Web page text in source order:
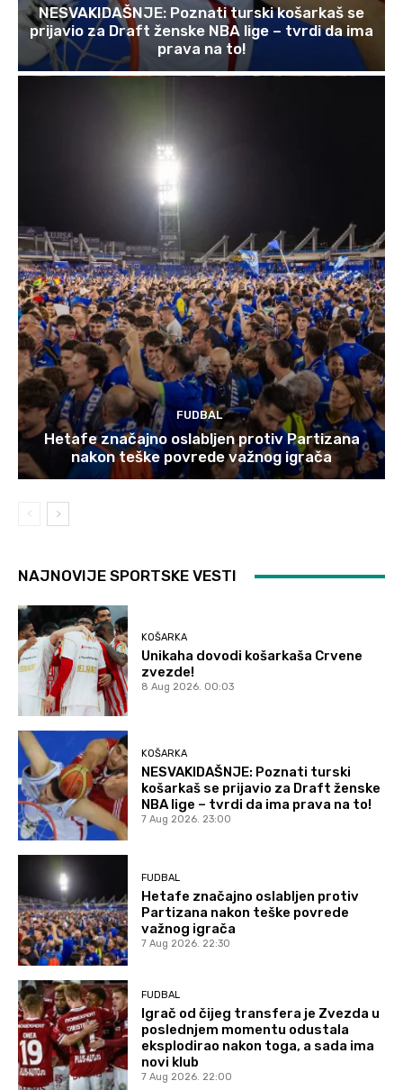
NESVAKIDAŠNJE: Poznati turski košarkaš se
prijavio za Draft ženske NBA lige – tvrdi da ima
prava na to!
FUDBAL
Hetafe značajno oslabljen protiv Partizana
nakon teške povrede važnog igrača
NAJNOVIJE SPORTSKE VESTI
KOŠARKA
Unikaha dovodi košarkaša Crvene
zvezde!
8 Aug 2026. 00:03
KOŠARKA
NESVAKIDAŠNJE: Poznati turski
košarkaš se prijavio za Draft ženske
NBA lige – tvrdi da ima prava na to!
7 Aug 2026. 23:00
FUDBAL
Hetafe značajno oslabljen protiv
Partizana nakon teške povrede
važnog igrača
7 Aug 2026. 22:30
FUDBAL
Igrač od čijeg transfera je Zvezda u
poslednjem momentu odustala
eksplodirao nakon toga, a sada ima
novi klub
7 Aug 2026. 22:00